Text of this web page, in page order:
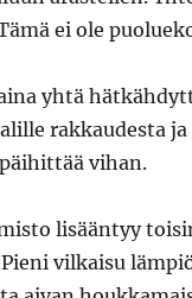
ei ole
yhtä
rakkaudesta
vihan.
lisääntyy
vilkaisu